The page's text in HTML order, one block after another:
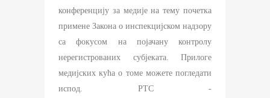
конференцију за медије на тему почетка
примене Закона о инспекцијском надзору
са фокусом на појачану контролу
нерегистрованих субјеката. Прилоге
медијских кућа о томе можете погледати
испод. РТС -